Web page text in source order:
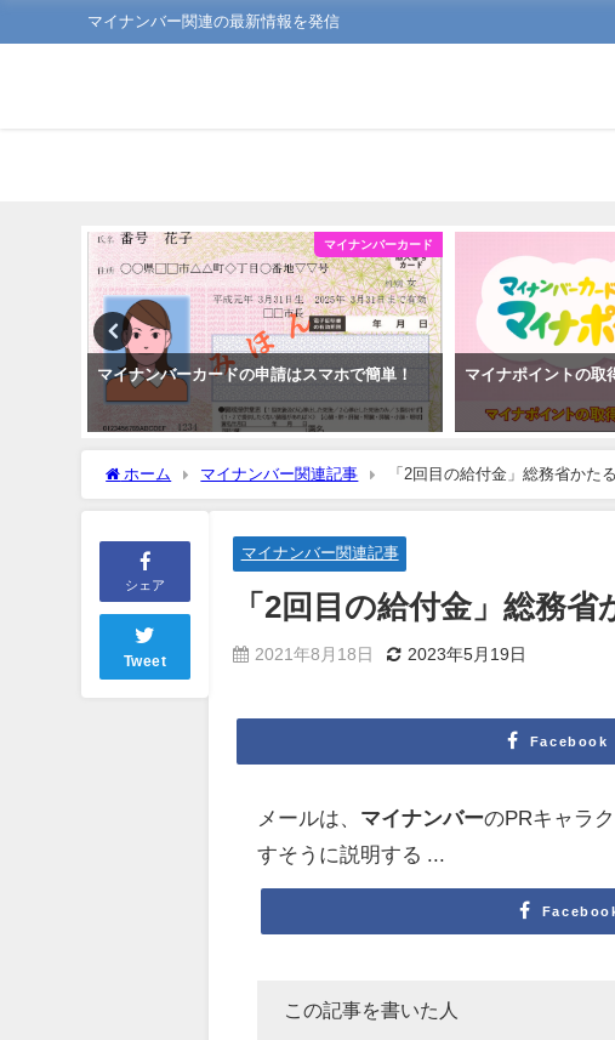
マイナンバー関連の最新情報を発信
マイナンバーカード
マイナンバーカードの申請はスマホで簡単！ マイナポイントの取
ホーム マイナンバー関連記事 「2回目の給付金」総務省かた
シェア
Tweet
マイナンバー関連記事
「2回目の給付金」総務
2021年8月18日 2023年5月19日
Facebook
メールは、 マイナンバーのPRキャラ
すそうに説明する ...
この記事を書いた人